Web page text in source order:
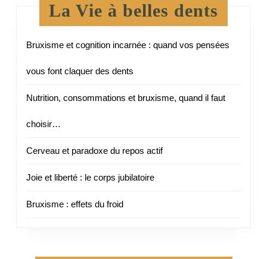
La Vie à belles dents
Bruxisme et cognition incarnée : quand vos pensées
vous font claquer des dents
Nutrition, consommations et bruxisme, quand il faut
choisir…
Cerveau et paradoxe du repos actif
Joie et liberté : le corps jubilatoire
Bruxisme : effets du froid